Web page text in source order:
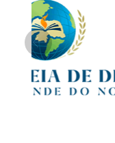
Previous